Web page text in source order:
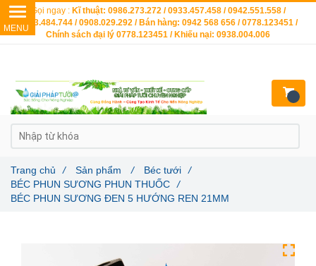
Trang chủ / Sản phẩm / Béc tưới
/
BÉC PHUN SƯƠNG PHUN THUỐC
/
BÉC PHUN SƯƠNG ĐEN 5 HƯỚNG REN 21MM
Gọi ngay : Kĩ thuật: 0986.273.272 / 0933.457.458 / 0942.551.558 /
0903.484.744 / 0908.029.292 / Bán hàng: 0942 568 656 / 0778.123451 /
Chính sách đại lý 0778.123451 / Khiếu nại: 0938.004.006